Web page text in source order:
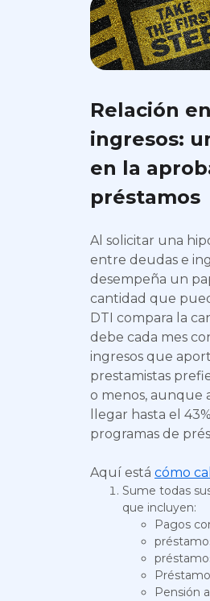
Relación
ingresos:
en la
préstamos
Al solicitar una
entre deudas e
desempeña un
cantidad que
DTI compara la
debe cada mes
ingresos que
prestamistas
o menos, aunque
llegar hasta el
programas de
Aquí está cómo
Sume todas
que incluyen:
Pagos
Pensión